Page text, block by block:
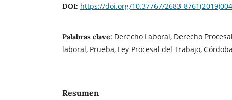
DOI: https://doi.org/10.37767/2683-8761(2019)004
Palabras clave: Derecho Laboral, Derecho
laboral, Prueba, Ley Procesal del Trabajo,
Resumen